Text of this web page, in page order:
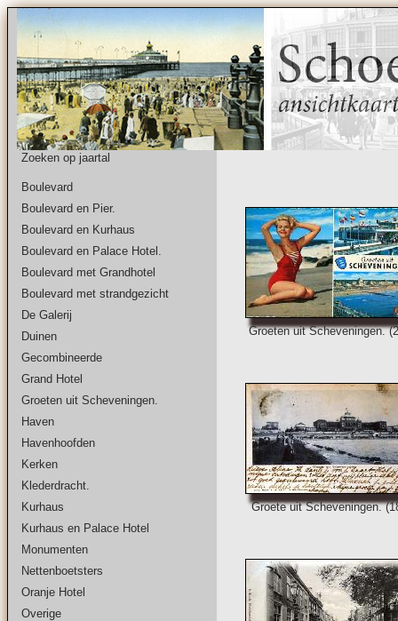
Zoeken op jaartal
Boulevard
Boulevard en Pier.
Boulevard en Kurhaus
Boulevard en Palace Hotel.
Boulevard met Grandhotel
Boulevard met strandgezicht
De Galerij
Duinen
Gecombineerde
Grand Hotel
Groeten uit Scheveningen.
Haven
Havenhoofden
Kerken
Klederdracht.
Kurhaus
Kurhaus en Palace Hotel
Monumenten
Nettenboetsters
Oranje Hotel
Overige
Groeten uit Scheveningen.
Groete uit Scheveningen.